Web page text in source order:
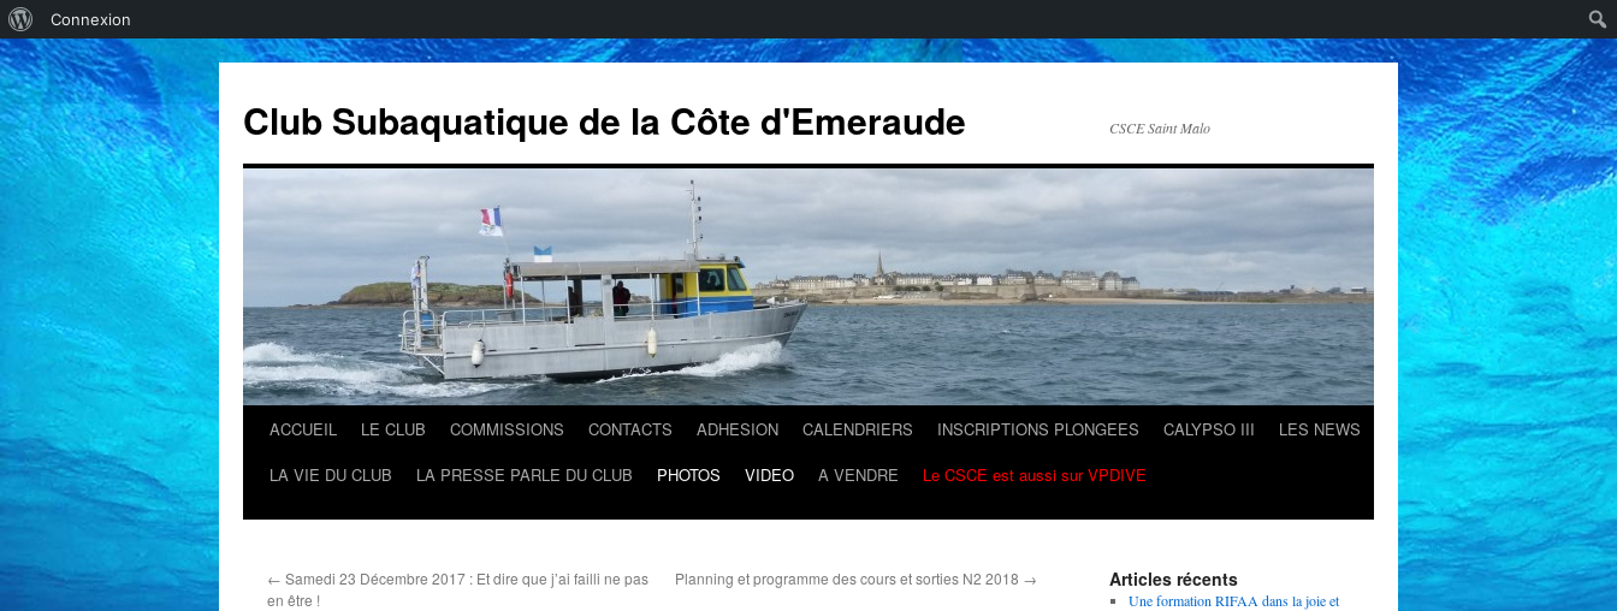
propos
de
WordPress
Connexion
Club Subaquatique de la Côte d'Emeraude CSCE Saint Malo
Aller
contenu
ACCUEIL LE CLUB COMMISSIONS CONTACTS ADHESION CALENDRIERS INSCRIPTIONS PLONGEES CALYPSO III
LES NEWS
LA VIE DU CLUB
LA PRESSE PARLE DU CLUB PHOTOS VIDEO A VENDRE Le CSCE est aussi sur VPDIVE
← Samedi 23 Décembre 2017 : Et dire que j’ai failli ne pas
en être !
Planning et programme des cours et sorties N2 2018 → Articles récents
Une formation RIFAA dans la joie et